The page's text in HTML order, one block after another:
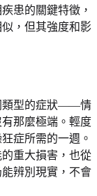
患的關鍵特徵，
，但其強度和影
類型的症狀——情
那麼極端。輕度
症所需的一週。
重大損害，也從
辨別現實，不會